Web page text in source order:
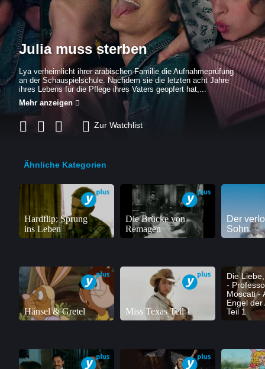
Julia muss sterben
Lya verheimlicht ihrer arabischen Familie die Aufnahmeprüfung
an der Schauspielschule. Nachdem sie die letzten acht Jahre
ihres Lebens für die Pflege ihres Vaters geopfert hat,...
Mehr anzeigen
Zur Watchlist
Ähnliche Kategorien
Hardflip: Sprung
ins Leben
Die Brücke von
Remagen
Der
Sohn
Hänsel & Gretel Miss Texas Teil 1
Die
-
Moscati -
Engel der
Teil 1